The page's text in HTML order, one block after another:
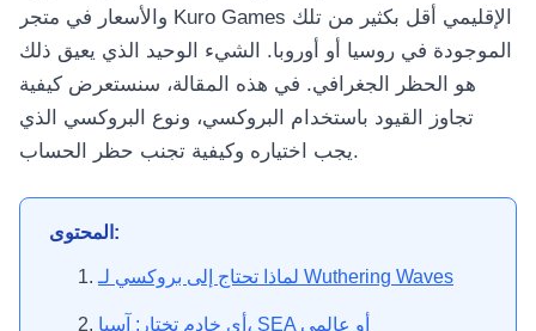
والأسعار في متجر Kuro Games الإقليمي أقل بكثير من تلك
الموجودة في روسيا أو أوروبا. الشيء الوحيد الذي يعيق ذلك
هو الحظر الجغرافي. في هذه المقالة، سنستعرض كيفية
تجاوز القيود باستخدام البروكسي، ونوع البروكسي الذي
يجب اختياره وكيفية تجنب حظر الحساب.
المحتوى:
لماذا تحتاج إلى بروكسي لـ Wuthering Waves
أي خادم تختار: آسيا، SEA أو عالمي